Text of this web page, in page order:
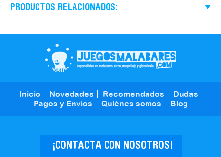
PRODUCTOS RELACIONADOS:
Inicio Novedades Recomendados
Dudas
Pagos y Envíos
Quiénes somos Blog
¡CONTACTA CON NOSOTROS!